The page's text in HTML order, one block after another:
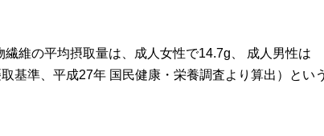
維の平均摂取量は、成人女性で14.7g、 成人男性は
基準、平成27年 国民健康・栄養調査より算出）とい